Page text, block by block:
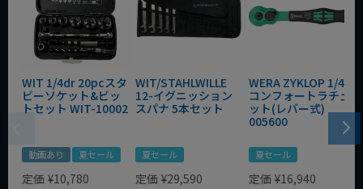
WIT 1/4dr 20pcスタ
ビーソケット&ビッ
トセット WIT-10002
動画あり 夏セール
定価 ¥10,780
WIT/STAHLWILLE
12-イグニッション
スパナ 5本セット
夏セール
定価 ¥29,590
WERA ZYKLOP 1/4"
コンフォートラチェ
ット(レバー式)
005600
夏セール
定価 ¥16,940